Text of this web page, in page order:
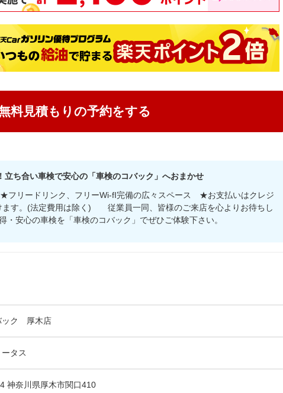
料見積もりの予約をする
立ち合い車検で安心の「車検のコバック」へおまかせ
リードリンク、フリーWi-fI完備の広々スペース ★お支払いはクレジ
ます。(法定費用は除く) 従業員一同、皆様のご来店を心よりお待ちし
・安心の車検を「車検のコバック」でぜひご体験下さい。
ック 厚木店
タス
神奈川県厚木市関口410